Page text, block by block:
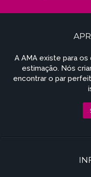
A AMA existe para os
estimação. Nós
encontrar o par